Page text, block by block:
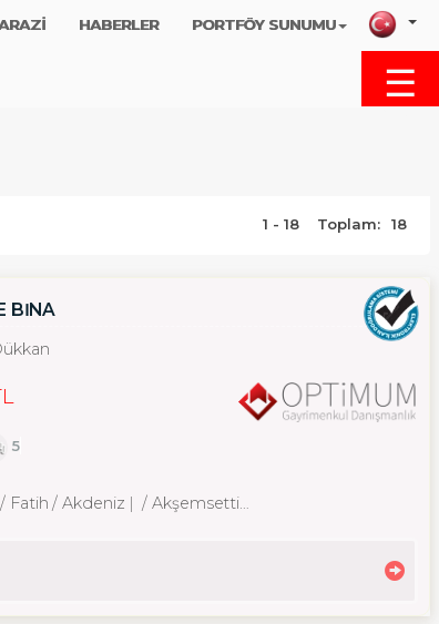
HABERLER PORTFÖY SUNUMU
☰
1 - 18 Toplam: 18
BİNA
5
Fatih / Akdeniz / Akşemsettin Mah.